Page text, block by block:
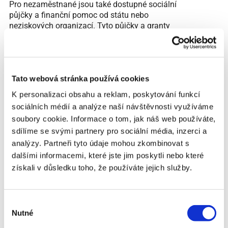
Tato webová stránka používá cookies
K personalizaci obsahu a reklam, poskytování funkcí
sociálních médií a analýze naší návštěvnosti využíváme
soubory cookie. Informace o tom, jak náš web používáte,
sdílíme se svými partnery pro sociální média, inzerci a
analýzy. Partneři tyto údaje mohou zkombinovat s
dalšími informacemi, které jste jim poskytli nebo které
získali v důsledku toho, že používáte jejich služby.
souhlasu
Nutné
Pro nezaměstnané jsou také dostupné sociální
půjčky a finanční pomoc od státu nebo
neziskových organizací. Tyto půjčky a granty
mohou být poskytnuty za výhodných podmínek
nebo dokonce bez nutnosti vrácení peněz. Sociální
půjčky jsou často určeny na pokrytí základních
potraviny nebo zdravotní péči. Informace o těchto
možnostech můžete získat na úřadu práce, v
sociálních službách nebo u místních neziskových
organizací.
Při hledání půjčky pro nezaměstnané je důležité
pečlivě porovnávat nabídky různých poskytovatelů
půjček. Využijte online srovnávače půjček, které
vám pomohou najít nejlepší nabídky podle vašich
potřeb a finanční situace. Srovnání různých půjček